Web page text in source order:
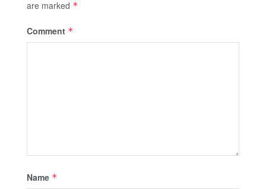
are marked *
Comment *
Name *